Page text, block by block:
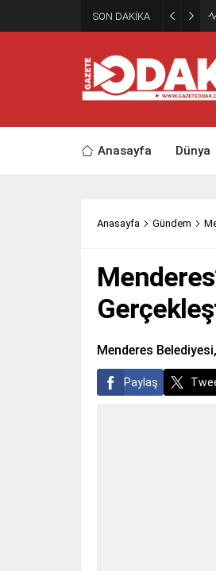
SON DAKİKA
Anasayfa Dünya
Anasayfa Gündem
Menderes
Paylaş